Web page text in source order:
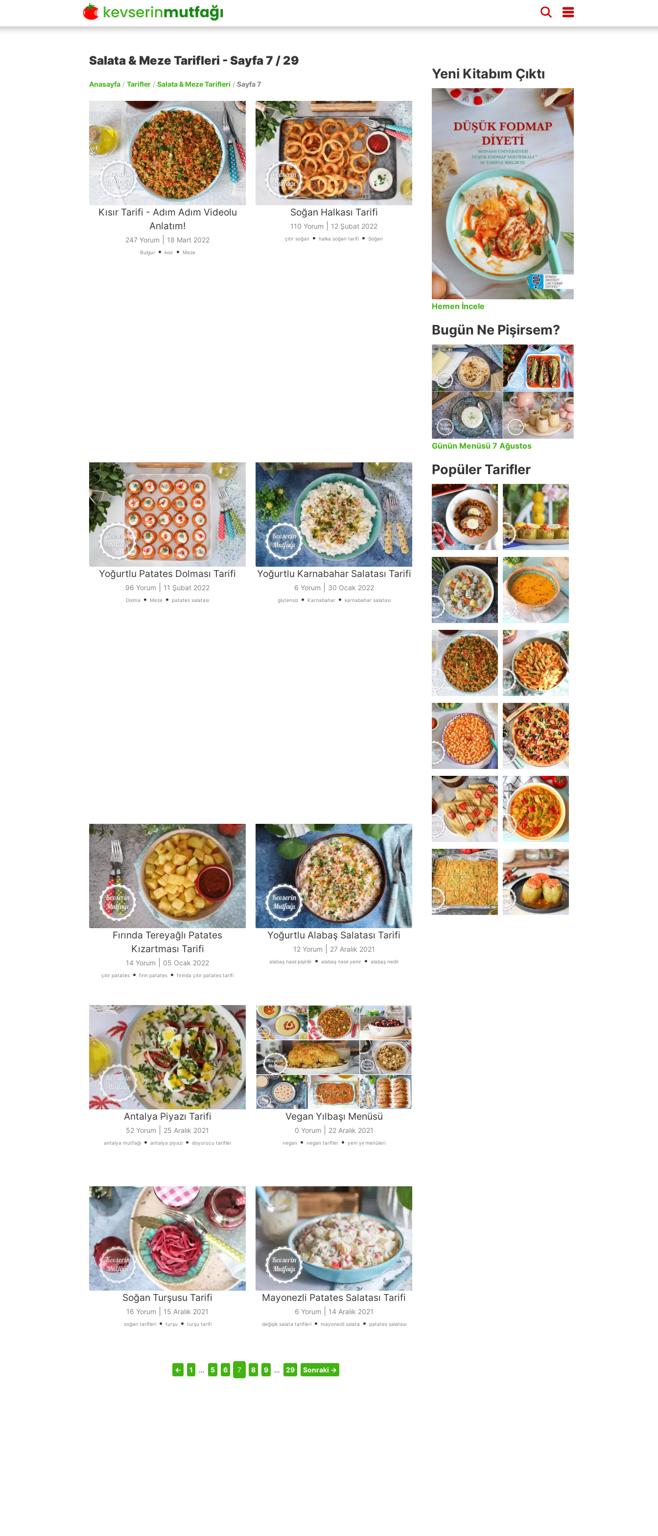
Salata & Meze Tarifleri - Sayfa 7 / 29
Anasayfa / Tarifler / Salata & Meze Tarifleri / Sayfa 7
Kısır Tarifi - Adım Adım Videolu
Anlatım!
247 Yorum 18 Mart 2022
Bulgur• kısır• Meze
Soğan Halkası Tarifi
110 Yorum 12 Şubat 2022
çıtır soğan • halka soğan tarifi • Soğan
Yoğurtlu Patates Dolması Tarifi
96 Yorum 11 Şubat 2022
Dolma • Meze • patates salatası
Yoğurtlu Karnabahar Salatası Tarifi
6 Yorum 30 Ocak 2022
glutensiz• Karnabahar• karnabahar salatası
Fırında Tereyağlı Patates
Kızartması Tarifi
14 Yorum 05 Ocak 2022
çıtır patates • fırın patates • fırında çıtır patates tarifi
Yoğurtlu Alabaş Salatası Tarifi
12 Yorum 27 Aralık 2021
alabaş nasıl pişirilir• alabaş nasıl yenir• alabaş nedir
Antalya Piyazı Tarifi
52 Yorum 25 Aralık 2021
antalya mutfağı• antalya piyazı• doyurucu tarifler
Vegan Yılbaşı Menüsü
0 Yorum 22 Aralık 2021
vegan • vegan tarifler • yeni yıl menüleri
Soğan Turşusu Tarifi
16 Yorum 15 Aralık 2021
soğan tarifleri• turşu • turşu tarifi
Mayonezli Patates Salatası Tarifi
6 Yorum 14 Aralık 2021
değişik salata tarifleri• mayonezli salata • patates salatası
← 1 … 5 6 7 8 9 … 29 Sonraki →
Yeni Kitabım Çıktı
Hemen İncele
Bugün Ne Pişirsem?
Günün Menüsü 7 Ağustos
Popüler Tarifler